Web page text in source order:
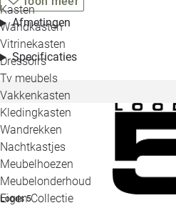
Kasten
Wandkasten
Vitrinekasten
Dressoirs
Tv meubels
Vakkenkasten
Kledingkasten
Wandrekken
Nachtkastjes
Meubelhoezen
Meubelonderhoud
Eigen Collectie
Afmetingen
Specificaties
Loods 5